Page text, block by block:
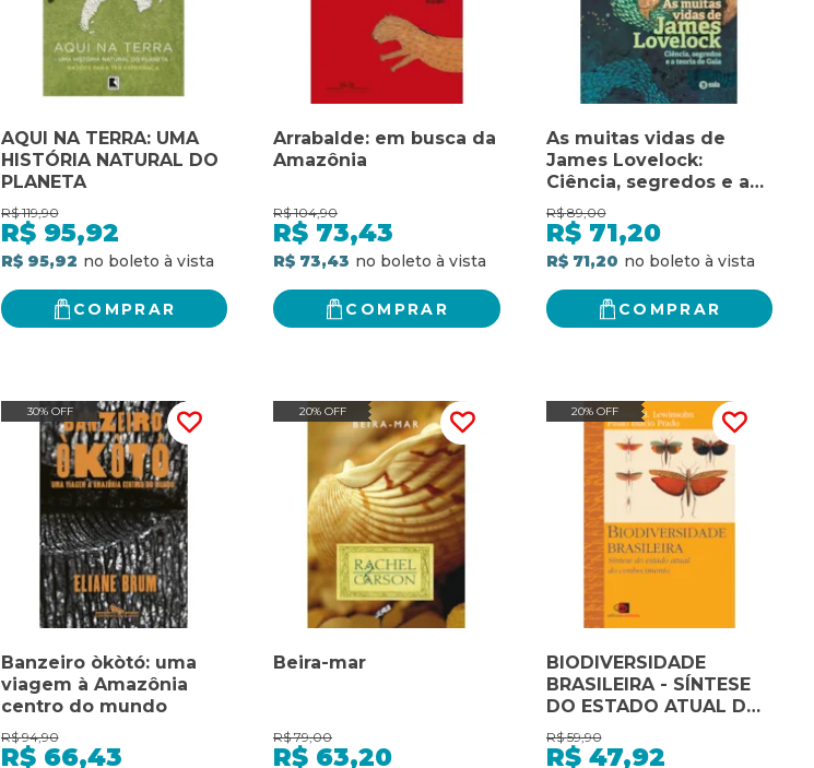
AQUI NA TERRA: UMA
HISTÓRIA NATURAL DO
PLANETA
R$ 119,90
R$ 95,92
R$ 95,92
COMPRAR
Arrabalde: em busca da
Amazônia
R$ 104,90
R$ 73,43
R$ 73,43
COMPRAR
As muitas vidas de
James Lovelock:
Ciência, segredos e a
Teoria de Gaia
R$ 89,00
R$ 71,20
R$ 71,20
COMPRAR
30% OFF
Banzeiro òkòtó: uma
viagem à Amazônia
centro do mundo
R$ 94,90
R$ 66,43
20% OFF
Beira-mar
R$ 79,00
R$ 63,20
20% OFF
BIODIVERSIDADE
BRASILEIRA - SÍNTESE
DO ESTADO ATUAL DO
CONHECIMENTO
R$ 59,90
R$ 47,92